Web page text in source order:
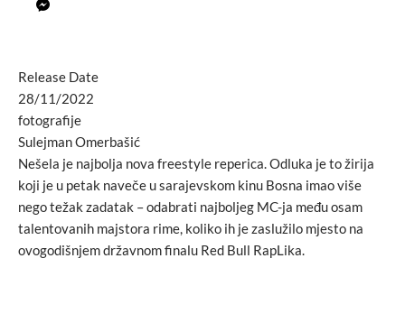
Release Date
28/11/2022
fotografije
Sulejman Omerbašić
Nešela je najbolja nova freestyle reperica. Odluka je to žirija
koji je u petak naveče u sarajevskom kinu Bosna imao više
nego težak zadatak – odabrati najboljeg MC-ja među osam
talentovanih majstora rime, koliko ih je zaslužilo mjesto na
ovogodišnjem državnom finalu Red Bull RapLika.